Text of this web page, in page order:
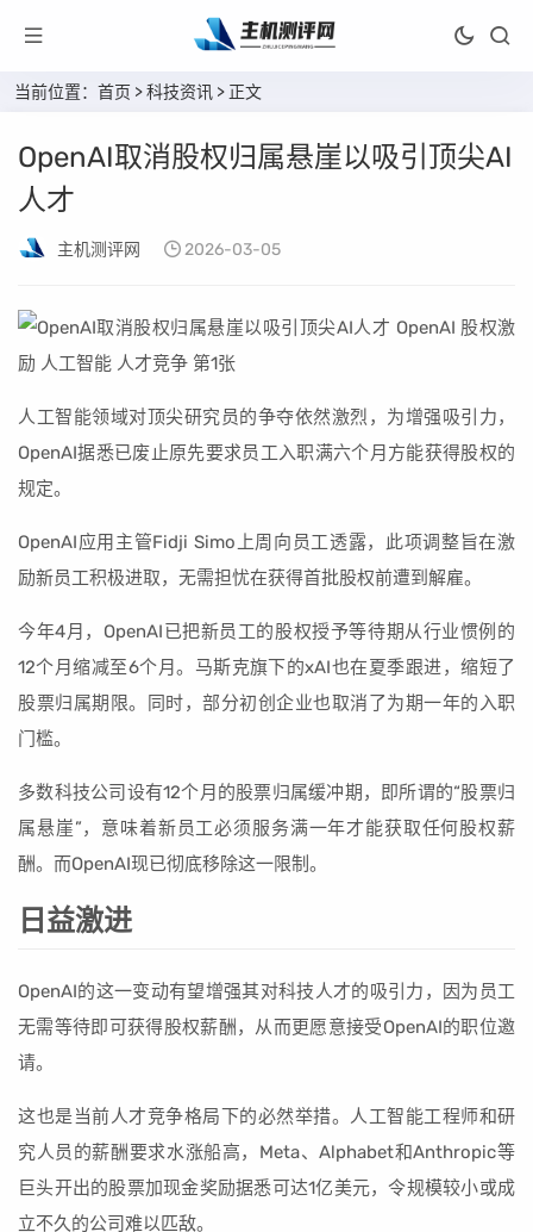
当前位置： 首页 >科技资讯 > 正文
OpenAI取消股权归属悬崖以吸引顶尖AI
人才
主机测评网 2026-03-05
人工智能领域对顶尖研究员的争夺依然激烈，为增强吸引力，
OpenAI据悉已废止原先要求员工入职满六个月方能获得股权的
规定。
OpenAI应用主管Fidji Simo上周向员工透露，此项调整旨在激
励新员工积极进取，无需担忧在获得首批股权前遭到解雇。
今年4月，OpenAI已把新员工的股权授予等待期从行业惯例的
12个月缩减至6个月。马斯克旗下的xAI也在夏季跟进，缩短了
股票归属期限。同时，部分初创企业也取消了为期一年的入职
门槛。
多数科技公司设有12个月的股票归属缓冲期，即所谓的“股票归
属悬崖”，意味着新员工必须服务满一年才能获取任何股权薪
酬。而OpenAI现已彻底移除这一限制。
日益激进
OpenAI的这一变动有望增强其对科技人才的吸引力，因为员工
无需等待即可获得股权薪酬，从而更愿意接受OpenAI的职位邀
请。
这也是当前人才竞争格局下的必然举措。人工智能工程师和研
究人员的薪酬要求水涨船高，Meta、Alphabet和Anthropic等
巨头开出的股票加现金奖励据悉可达1亿美元，令规模较小或成
立不久的公司难以匹敌。